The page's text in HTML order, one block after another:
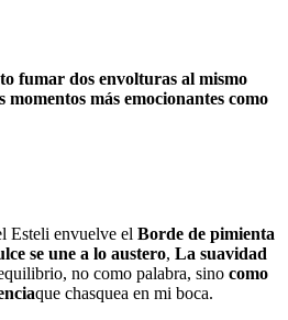
fumar dos envolturas al mismo
más emocionantes como
Esteli envuelve el Borde de pimienta
se une a lo austero, La suavidad
no como palabra, sino como
que chasquea en mi boca.